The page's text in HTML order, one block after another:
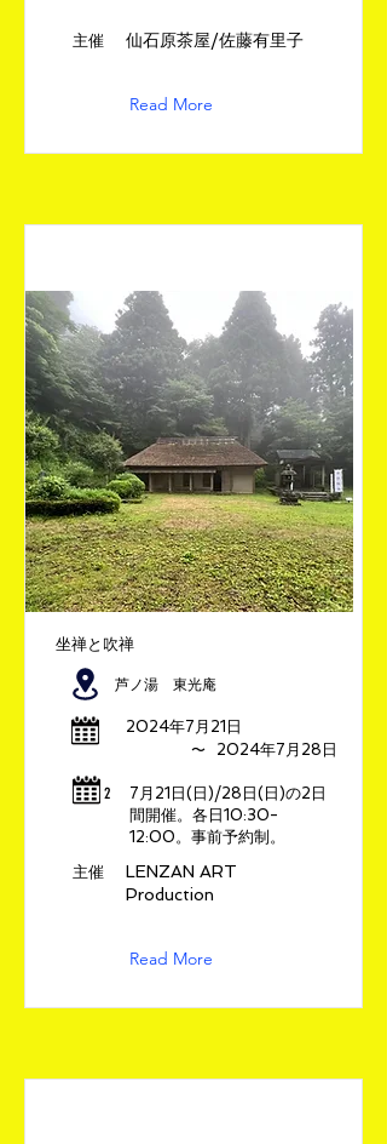
​主催 仙石原茶屋/佐藤有里子
Read More
坐禅と吹禅
芦ノ湯 東光庵
2024年7月21日
​〜 2024年7月28日
​2
7月21日(日)/28日(日)の2日
間開催。各日10:30-
12:00。事前予約制。
​主催
LENZAN ART
Production
Read More